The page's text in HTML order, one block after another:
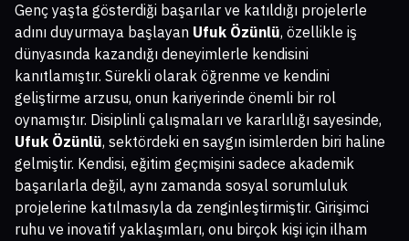
Genç yaşta gösterdiği başarılar ve katıldığı projelerle
adını duyurmaya başlayan Ufuk Özünlü, özellikle iş
dünyasında kazandığı deneyimlerle kendisini
kanıtlamıştır. Sürekli olarak öğrenme ve kendini
geliştirme arzusu, onun kariyerinde önemli bir rol
oynamıştır. Disiplinli çalışmaları ve kararlılığı sayesinde,
Ufuk Özünlü, sektördeki en saygın isimlerden biri haline
gelmiştir. Kendisi, eğitim geçmişini sadece akademik
başarılarla değil, aynı zamanda sosyal sorumluluk
projelerine katılmasıyla da zenginleştirmiştir. Girişimci
ruhu ve inovatif yaklaşımları, onu birçok kişi için ilham